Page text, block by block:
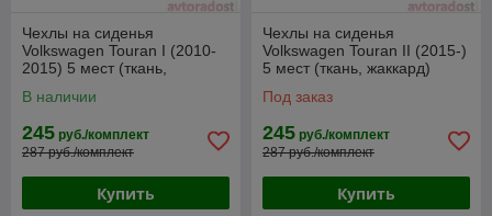
Чехлы на сиденья
Volkswagen Touran I (2010-
2015) 5 мест (ткань,
В наличии
245 руб./комплект
287 руб./комплект
Купить
Чехлы на сиденья
Volkswagen Touran II (2015-)
5 мест (ткань, жаккард)
Под заказ
245 руб./комплект
287 руб./комплект
Купить